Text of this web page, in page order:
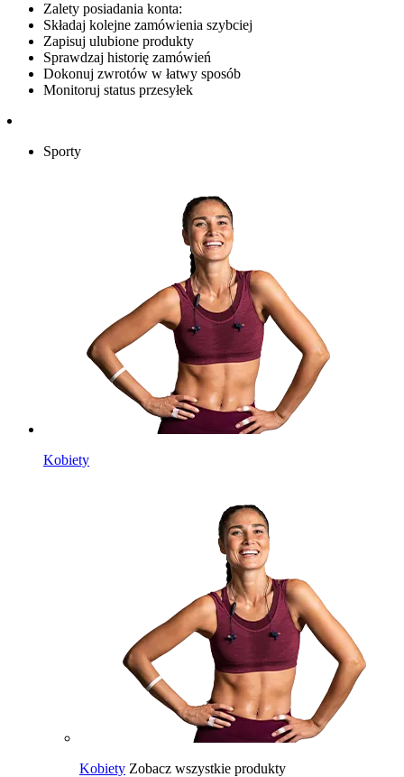
Zalety posiadania konta:
Składaj kolejne zamówienia szybciej
Zapisuj ulubione produkty
Sprawdzaj historię zamówień
Dokonuj zwrotów w łatwy sposób
Monitoruj status przesyłek
Sporty
Kobiety
Kobiety Zobacz wszystkie produkty